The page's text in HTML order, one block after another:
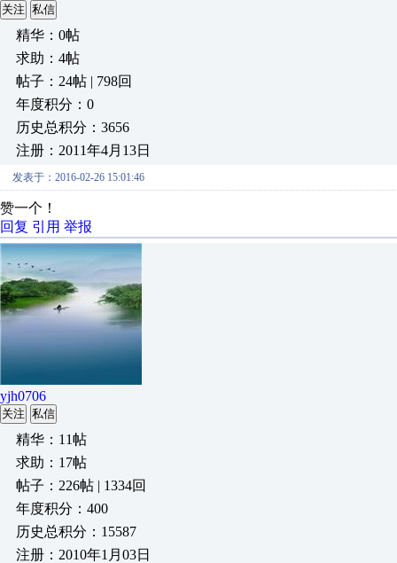
关注 私信
精华：0帖
求助：4帖
帖子：24帖 | 798回
年度积分：0
历史总积分：3656
注册：2011年4月13日
发表于：2016-02-26 15:01:46
赞一个！
回复 引用 举报
yjh0706
关注 私信
精华：11帖
求助：17帖
帖子：226帖 | 1334回
年度积分：400
历史总积分：15587
注册：2010年1月03日